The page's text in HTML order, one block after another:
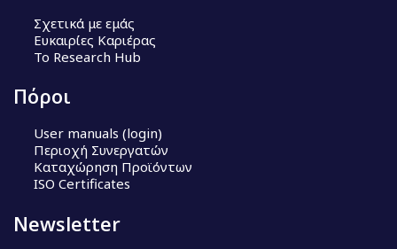
Σχετικά με εμάς
Ευκαιρίες Καριέρας
Το Research Hub
Πόροι
User manuals (login)
Περιοχή Συνεργατών
Καταχώρηση Προϊόντων
ISO Certificates
Newsletter